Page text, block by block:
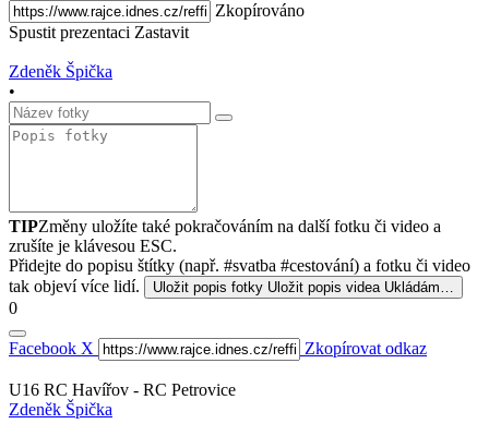
Zkopírováno
Spustit prezentaci Zastavit
Zdeněk Špička
•
TIPZměny uložíte také pokračováním na další fotku či video a
zrušíte je klávesou ESC.
Přidejte do popisu štítky (např. #svatba #cestování) a fotku či video
tak objeví více lidí.
Uložit popis fotky Uložit popis videa Ukládám…
0
Facebook X Zkopírovat odkaz
U16 RC Havířov - RC Petrovice
Zdeněk Špička